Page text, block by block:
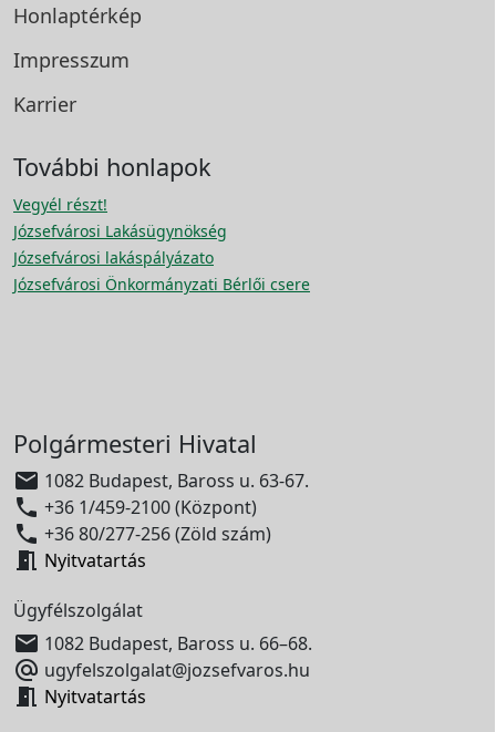
Honlaptérkép
Impresszum
Karrier
További honlapok
Vegyél részt!
Józsefvárosi Lakásügynökség
Józsefvárosi lakáspályázato
Józsefvárosi Önkormányzati Bérlői csere
Polgármesteri Hivatal
 1082 Budapest, Baross u. 63-67.
 +36 1/459-2100 (Központ)
 +36 80/277-256 (Zöld szám)
 Nyitvatartás
Ügyfélszolgálat
 1082 Budapest, Baross u. 66–68.
 ugyfelszolgalat@jozsefvaros.hu
 Nyitvatartás